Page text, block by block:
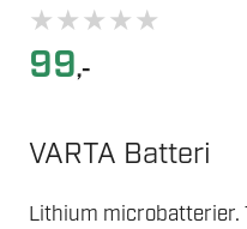
★★★★★
99,-
VARTA Batteri
Lithium microbatterier.